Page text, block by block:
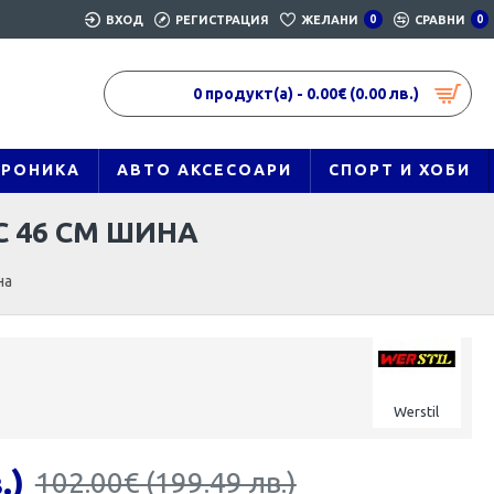
ВХОД РЕГИСТРАЦИЯ ЖЕЛАНИ 0 СРАВНИ 0
0 продукт(а) - 0.00€ (0.00 лв.)
АВТО АКСЕСОАРИ СПОРТ И ХОБИ
46 СМ ШИНА
Werstil
102.00€ (199.49 лв.)